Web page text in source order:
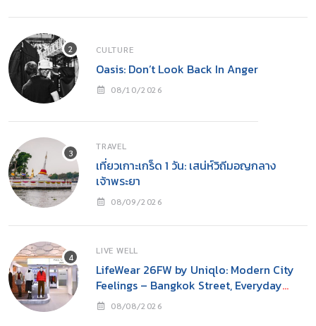
CULTURE
Oasis: Don’t Look Back In Anger
08/10/2026
TRAVEL
เที่ยวเกาะเกร็ด 1 วัน: เสน่ห์วิถีมอญกลาง
เจ้าพระยา
08/09/2026
LIVE WELL
LifeWear 26FW by Uniqlo: Modern City
Feelings – Bangkok Street, Everyday
Cool08/08/2026